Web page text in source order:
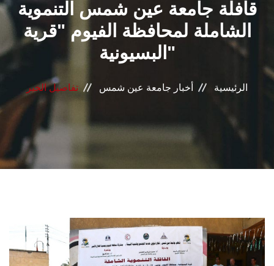
البحث العلمي
الرعاية الصحية
المراكز والوحدات
الأنظمة الذكية
الإعلام
هيئة التدريس
قافلة جامعة عين شمس التنموية
الشاملة لمحافظة الفيوم "قرية
البسيونية"
الرئيسية أخبار جامعة عين شمس تفاصيل الخبر